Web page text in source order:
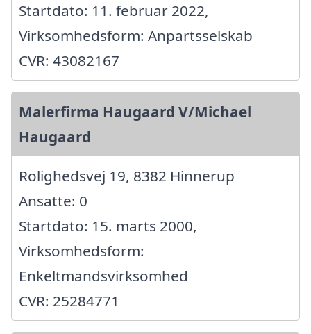
Startdato: 11. februar 2022,
Virksomhedsform: Anpartsselskab
CVR: 43082167
Malerfirma Haugaard V/Michael
Haugaard
Rolighedsvej 19, 8382 Hinnerup
Ansatte: 0
Startdato: 15. marts 2000,
Virksomhedsform:
Enkeltmandsvirksomhed
CVR: 25284771